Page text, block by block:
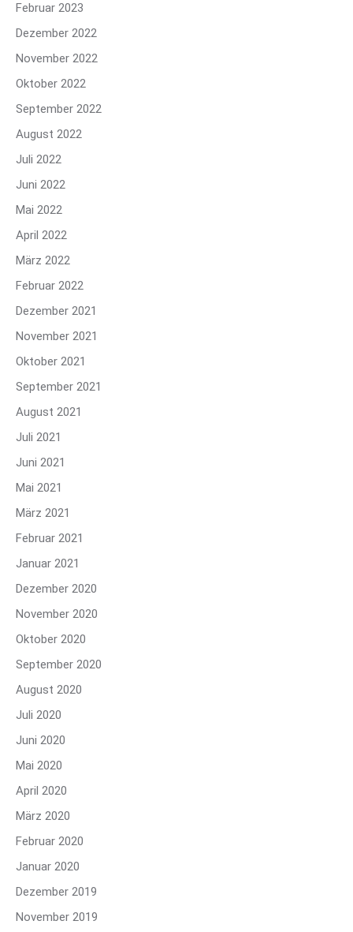
Februar 2023
Dezember 2022
November 2022
Oktober 2022
September 2022
August 2022
Juli 2022
Juni 2022
Mai 2022
April 2022
März 2022
Februar 2022
Dezember 2021
November 2021
Oktober 2021
September 2021
August 2021
Juli 2021
Juni 2021
Mai 2021
März 2021
Februar 2021
Januar 2021
Dezember 2020
November 2020
Oktober 2020
September 2020
August 2020
Juli 2020
Juni 2020
Mai 2020
April 2020
März 2020
Februar 2020
Januar 2020
Dezember 2019
November 2019